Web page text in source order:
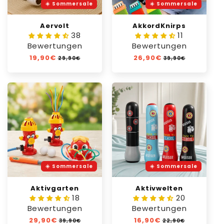
☀️ Sommersale
Aervolt
38
Bewertungen
Normaler
19,90€ Verkaufspreis
29,90€
☀️ Sommersale
AkkordKnirps
11
Bewertungen
Normaler
26,90€ Verkaufspreis
39,90€
☀️ Sommersale
Aktivgarten
18
Bewertungen
Normaler
29,90€ Verkaufspreis
39,90€
☀️ Sommersale
Aktivwelten
20
Bewertungen
Normaler
16,90€ Verkaufspreis
22,90€